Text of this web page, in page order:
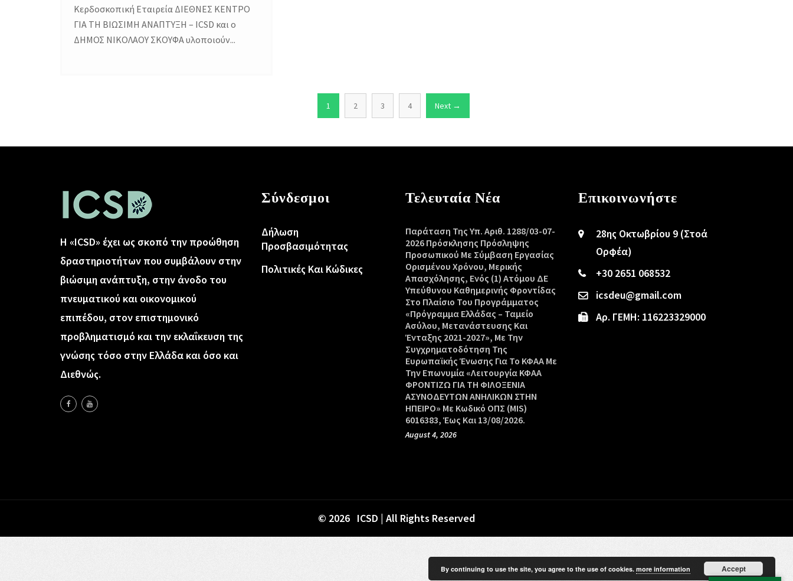
Κερδοσκοπική Εταιρεία ΔΙΕΘΝΕΣ ΚΕΝΤΡΟ
ΓΙΑ ΤΗ ΒΙΩΣΙΜΗ ΑΝΑΠΤΥΞΗ – ICSD και ο
ΔΗΜΟΣ ΝΙΚΟΛΑΟΥ ΣΚΟΥΦΑ υλοποιούν...
1 2 3 4 Next →
Η «ICSD» έχει ως σκοπό την προώθηση
δραστηριοτήτων που συμβάλουν στην
βιώσιμη ανάπτυξη, στην άνοδο του
πνευματικού και οικονομικού
επιπέδου, στον επιστημονικό
προβληματισμό και την εκλαΐκευση της
γνώσης τόσο στην Ελλάδα και όσο και
Διεθνώς.
Σύνδεσμοι
Δήλωση
Προσβασιμότητας
Πολιτικές Και Κώδικες
Τελευταία Νέα
Παράταση Της Υπ. Αριθ. 1288/03-07-
2026 Πρόσκλησης Πρόσληψης
Προσωπικού Με Σύμβαση Εργασίας
Ορισμένου Χρόνου, Μερικής
Απασχόλησης, Ενός (1) Ατόμου ΔΕ
Υπεύθυνου Καθημερινής Φροντίδας
Στο Πλαίσιο Του Προγράμματος
«Πρόγραμμα Ελλάδας – Ταμείο
Ασύλου, Μετανάστευσης Και
Ένταξης 2021-2027», Με Την
Συγχρηματοδότηση Της
Ευρωπαϊκής Ένωσης Για Το ΚΦΑΑ Με
Την Επωνυμία «Λειτουργία ΚΦΑΑ
ΦΡΟΝΤΙΖΩ ΓΙΑ ΤΗ ΦΙΛΟΞΕΝΙΑ
ΑΣΥΝΟΔΕΥΤΩΝ ΑΝΗΛΙΚΩΝ ΣΤΗΝ
ΗΠΕΙΡΟ» Με Κωδικό ΟΠΣ (MIS)
6016383, Έως Και 13/08/2026.
August 4, 2026
Επικοινωνήστε
28ης Οκτωβρίου 9 (Στοά
Ορφέα)
+30 2651 068532
icsdeu@gmail.com
Αρ. ΓΕΜΗ: 116223329000
© 2026 ICSD | All Rights Reserved
By continuing to use the site, you agree to the use of cookies. more information Accept